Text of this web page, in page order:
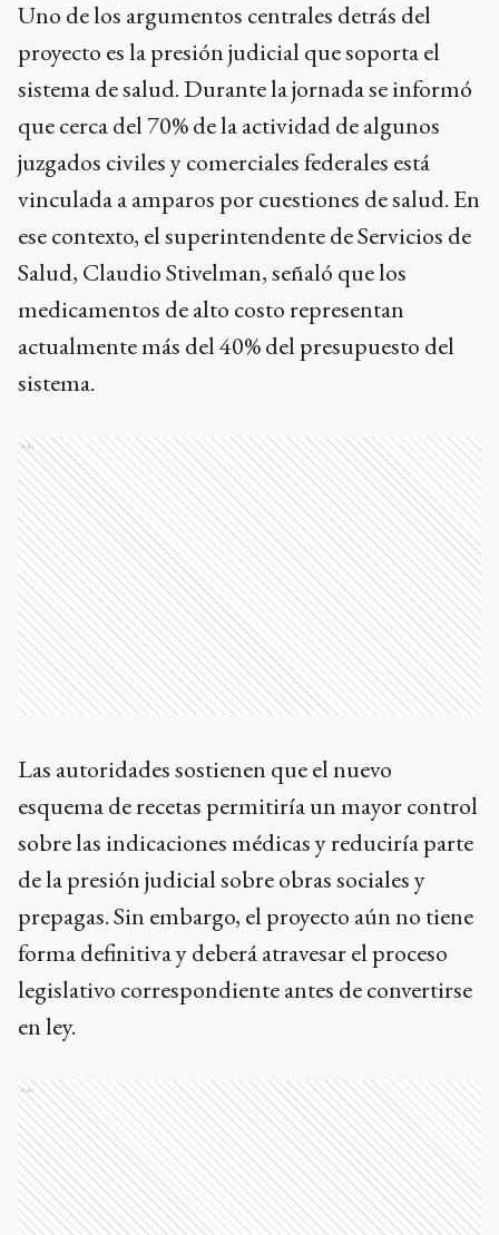
Uno de los argumentos centrales detrás del
proyecto es la presión judicial que soporta el
sistema de salud. Durante la jornada se informó
que cerca del 70% de la actividad de algunos
juzgados civiles y comerciales federales está
vinculada a amparos por cuestiones de salud. En
ese contexto, el superintendente de Servicios de
Salud, Claudio Stivelman, señaló que los
medicamentos de alto costo representan
actualmente más del 40% del presupuesto del
sistema.
Ads
Las autoridades sostienen que el nuevo
esquema de recetas permitiría un mayor control
sobre las indicaciones médicas y reduciría parte
de la presión judicial sobre obras sociales y
prepagas. Sin embargo, el proyecto aún no tiene
forma definitiva y deberá atravesar el proceso
legislativo correspondiente antes de convertirse
en ley.
Ads